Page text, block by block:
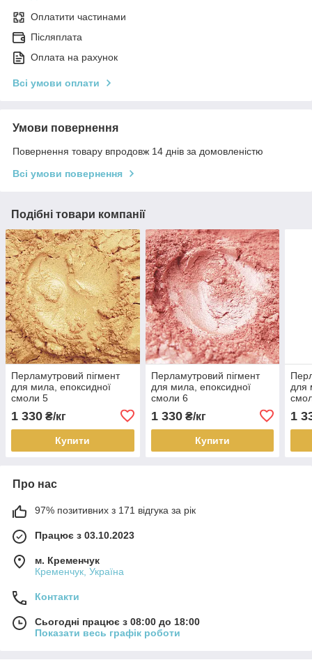
Оплатити частинами
Післяплата
Оплата на рахунок
Всі умови оплати
Умови повернення
Повернення товару впродовж 14 днів за домовленістю
Всі умови повернення
Подібні товари компанії
Перламутровий пігмент
для мила, епоксидної
смоли 5
1 330 ₴/кг
Купити
Перламутровий пігмент
для мила, епоксидної
смоли 6
1 330₴/кг
Купити
для
1
Про нас
97% позитивних з 171 відгука за рік
Працює з 03.10.2023
м. Кременчук
Кременчук, Україна
Контакти
Сьогодні працює з 08:00 до 18:00
Показати весь графік роботи